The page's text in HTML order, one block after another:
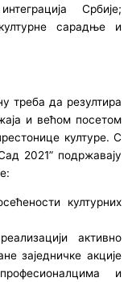
Србије;
сарадње и
треба да резултира
и већом посетом
културе. С
2021” подржавају
културних
активно
заједничке акције
и